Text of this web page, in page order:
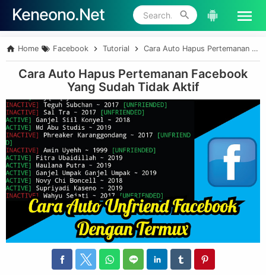
Skip to main content
Keneono.Net
Home Facebook Tutorial Cara Auto Hapus Pertemanan Facebook Yang Sudah Tidak Aktif
Cara Auto Hapus Pertemanan Facebook
Yang Sudah Tidak Aktif